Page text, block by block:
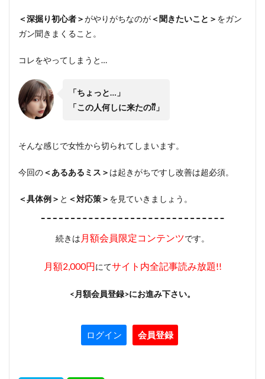
＜深掘り初心者＞がやりがちなのが＜聞きたいこと＞ をガン
ガン聞きまくること。
コレをやってしまうと…
「ちょっと…」
「この人何しに来たの⁇」
そんな感じで女性から切られてしまいます。
今回の＜あるあるミス＞ は起きがちですし改善は超必須。
＜具体例＞ と ＜対応策＞ を見ていきましょう。
続きは 月額会員限定コンテンツです。
月額2,000円にてサイト内全記事読み放題!!
<月額会員登録>にお進み下さい。
ログイン 会員登録